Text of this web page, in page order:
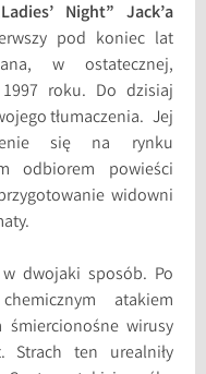
Night” Jack’a
pod koniec lat
w ostatecznej,
roku. Do dzisiaj
tłumaczenia. Jej
się na rynku
odbiorem powieści
widowni
dwojaki sposób. Po
atakiem
śmiercionośne wirusy
Strach ten urealniły